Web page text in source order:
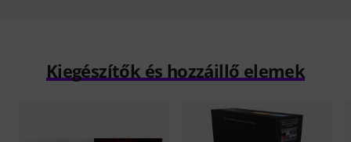
Kiegészítők és hozzáillő elemek